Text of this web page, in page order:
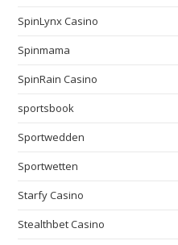
SpinLynx Casino
Spinmama
SpinRain Casino
sportsbook
Sportwedden
Sportwetten
Starfy Casino
Stealthbet Casino